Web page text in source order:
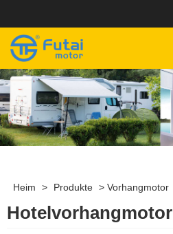
Heim > Produkte > Vorhangmotor
Hotelvorhangmotor